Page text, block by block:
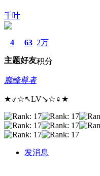
千叶
4
主题
63
好友
2万
积分
巅峰尊者
★♂☆↖LV↘☆♀★
发消息